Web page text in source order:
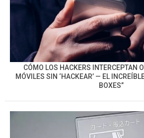
CÓMO LOS HACKERS INTERCEPTAN
MÓVILES SIN ‘HACKEAR’ — EL
BOXES”